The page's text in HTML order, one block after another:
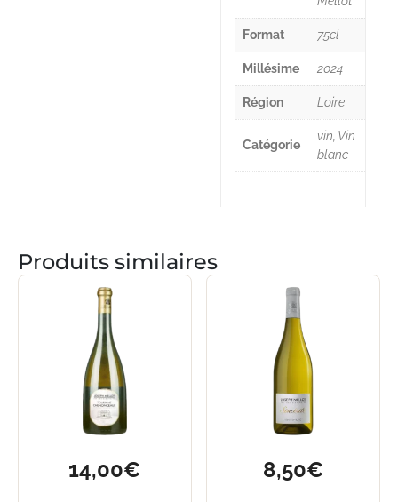
Format 75cl
Millésime 2024
Région Loire
Catégorie
vin, Vin
blanc
Produits similaires
14,00€ 8,50€